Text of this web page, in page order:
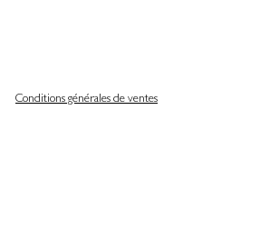
Conditions générales de ventes